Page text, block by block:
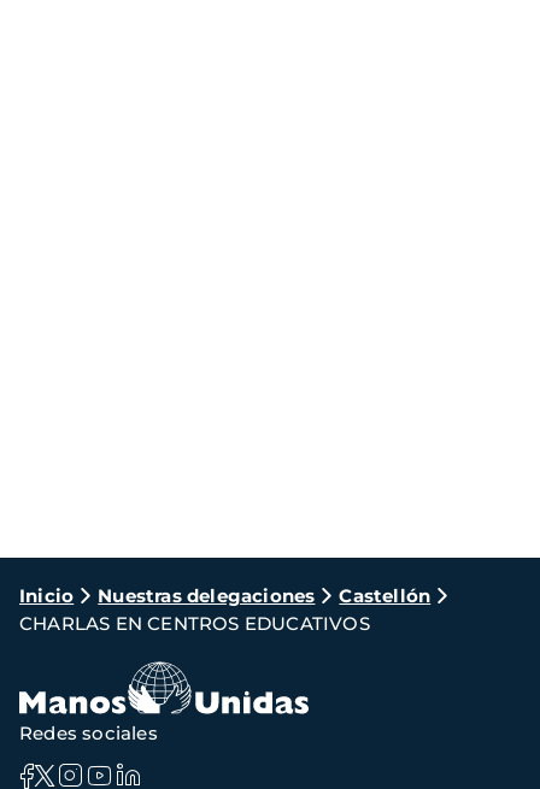
Ruta
de
navegación
Inicio Nuestras delegaciones
Castellón
CHARLAS EN CENTROS EDUCATIVOS
Redes sociales